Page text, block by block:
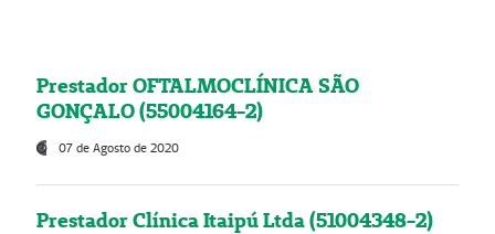
Prestador OFTALMOCLÍNICA SÃO
GONÇALO (55004164-2)
07 de Agosto de 2020
Prestador Clínica Itaipú Ltda (51004348-2)